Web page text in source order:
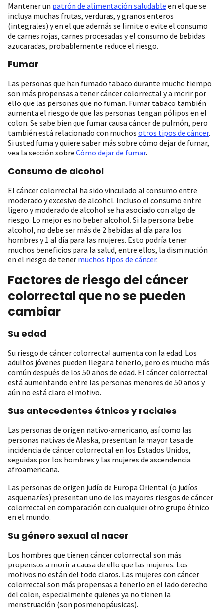
Mantener un patrón de alimentación saludable en el que se
incluya muchas frutas, verduras, y granos enteros
(integrales) y en el que además se limite o evite el consumo
de carnes rojas, carnes procesadas y el consumo de bebidas
azucaradas, probablemente reduce el riesgo.
Fumar
Las personas que han fumado tabaco durante mucho tiempo
son más propensas a tener cáncer colorrectal y a morir por
ello que las personas que no fuman. Fumar tabaco también
aumenta el riesgo de que las personas tengan pólipos en el
colon. Se sabe bien que fumar causa cáncer de pulmón, pero
también está relacionado con muchos otros tipos de cáncer.
Si usted fuma y quiere saber más sobre cómo dejar de fumar,
vea la sección sobre Cómo dejar de fumar.
Consumo de alcohol
El cáncer colorrectal ha sido vinculado al consumo entre
moderado y excesivo de alcohol. Incluso el consumo entre
ligero y moderado de alcohol se ha asociado con algo de
riesgo. Lo mejor es no beber alcohol. Si la persona bebe
alcohol, no debe ser más de 2 bebidas al día para los
hombres y 1 al día para las mujeres. Esto podría tener
muchos beneficios para la salud, entre ellos, la disminución
en el riesgo de tener muchos tipos de cáncer.
Factores de riesgo del cáncer
colorrectal que no se pueden
cambiar
Su edad
Su riesgo de cáncer colorrectal aumenta con la edad. Los
adultos jóvenes pueden llegar a tenerlo, pero es mucho más
común después de los 50 años de edad. El cáncer colorrectal
está aumentando entre las personas menores de 50 años y
aún no está claro el motivo.
Sus antecedentes étnicos y raciales
Las personas de origen nativo-americano, así como las
personas nativas de Alaska, presentan la mayor tasa de
incidencia de cáncer colorrectal en los Estados Unidos,
seguidas por los hombres y las mujeres de ascendencia
afroamericana.
Las personas de origen judío de Europa Oriental (o judíos
asquenazíes) presentan uno de los mayores riesgos de cáncer
colorrectal en comparación con cualquier otro grupo étnico
en el mundo.
Su género sexual al nacer
Los hombres que tienen cáncer colorrectal son más
propensos a morir a causa de ello que las mujeres. Los
motivos no están del todo claros. Las mujeres con cáncer
colorrectal son más propensas a tenerlo en el lado derecho
del colon, especialmente quienes ya no tienen la
menstruación (son posmenopáusicas).